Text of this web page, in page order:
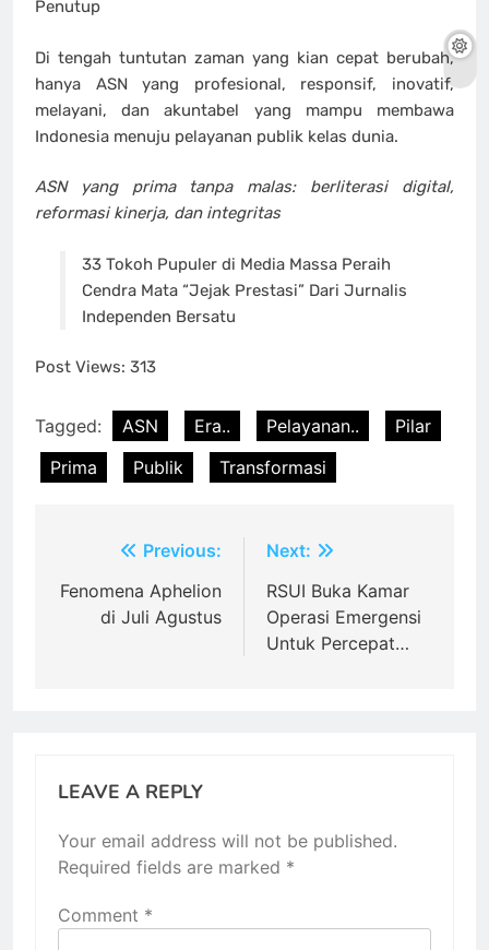
Penutup
Di tengah tuntutan zaman yang kian cepat berubah,
hanya ASN yang profesional, responsif, inovatif,
melayani, dan akuntabel yang mampu membawa
Indonesia menuju pelayanan publik kelas dunia.
ASN yang prima tanpa malas: berliterasi digital,
reformasi kinerja, dan integritas
33 Tokoh Pupuler di Media Massa Peraih
Cendra Mata “Jejak Prestasi” Dari Jurnalis
Independen Bersatu
Post Views: 313
Tagged: ASN Era.. Pelayanan..
Pilar
Prima
Publik Transformasi
navigation
Previous:
Fenomena Aphelion
di Juli Agustus
Next:
RSUI Buka Kamar
Operasi Emergensi
Untuk Percepat…
LEAVE A REPLY
Your email address will not be published.
Required fields are marked *
Comment *